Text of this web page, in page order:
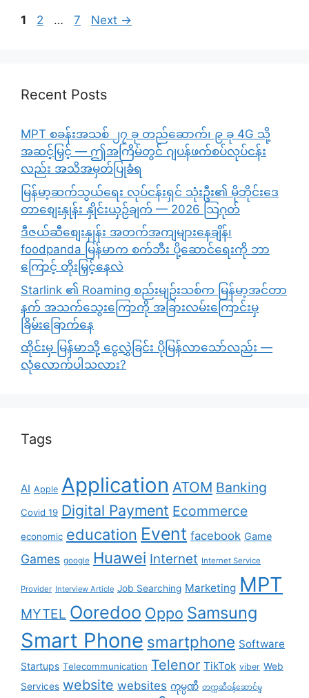
Page
1 Page
2 … Page
7 Next →
Recent Posts
MPT စခန်းအသစ် ၂၇ ခု တည်ဆောက်၊ ၉ ခု 4G သို့
အဆင့်မြှင့် — ဤအကြိမ်တွင် ဂျပန်ဖက်စပ်လုပ်ငန်း
လည်း အသိအမှတ်ပြုခံရ
မြန်မာ့ဆက်သွယ်ရေး လုပ်ငန်းရှင် သုံးဦး၏ မိုဘိုင်းဒေ
တာစျေးနှုန်း နှိုင်းယှဉ်ချက် — 2026 သြဂုတ်
ဒီဇယ်ဆီစျေးနှုန်း အတက်အကျများနေချိန်၊
foodpanda မြန်မာက စက်ဘီး ပို့ဆောင်ရေးကို ဘာ
ကြောင့် တိုးမြှင့်နေလဲ
Starlink ၏ Roaming စည်းမျဉ်းသစ်က မြန်မာ့အင်တာ
နက် အသက်သွေးကြောကို အခြားလမ်းကြောင်းမှ
ခြိမ်းခြောက်နေ
ထိုင်းမှ မြန်မာသို့ ငွေလွှဲခြင်း ပိုမြန်လာသော်လည်း —
လုံလောက်ပါသလား?
Tags
AI Apple Application ATOM Banking
Covid 19 Digital Payment Ecommerce
economic education Event facebook Game
Games google Huawei Internet Internet Service
Provider Interview Article Job Searching Marketing MPT
MYTEL Ooredoo Oppo Samsung
Smart Phone smartphone Software
Startups Telecommunication Telenor TikTok viber Web
Services website websites ကုမ္ပဏီ တက္ကဆီဝန်ဆောင်မှု